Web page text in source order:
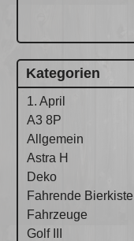
Kategorien
1. April
A3 8P
Allgemein
Astra H
Deko
Fahrende Bierkiste
Fahrzeuge
Golf III